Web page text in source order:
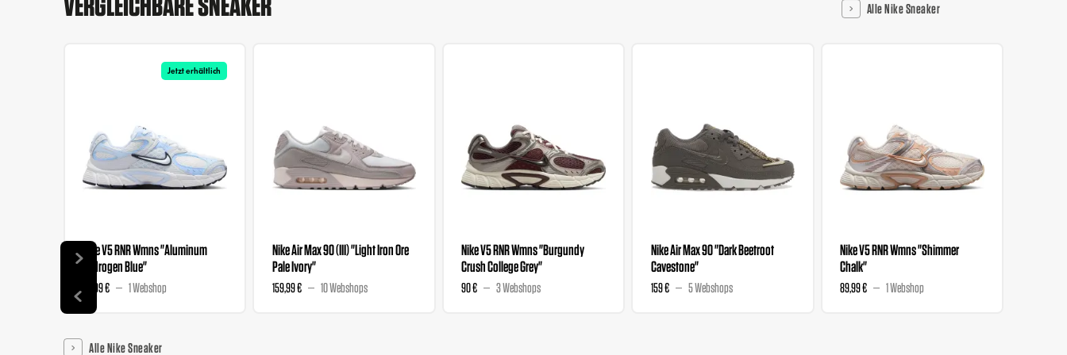
Alle Nike Sneaker
Jetzt erhältlich
Nike V5 RNR Wmns "Aluminum
Hydrogen Blue"
89,99 € 1 Webshop
Nike Air Max 90 (III) "Light Iron Ore
Pale Ivory"
159,99 € 10 Webshops
Nike V5 RNR Wmns "Burgundy
Crush College Grey"
90 € 3 Webshops
Nike Air Max 90 "Dark Beetroot
Cavestone"
159 € 5 Webshops
Nike V5 RNR Wmns "Shimmer
Chalk"
89,99 € 1 Webshop
Alle Nike Sneaker